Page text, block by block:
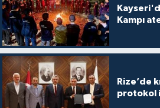
Kampı
Rize’de
protokol
Denizli Müftülüğü
Diyarbakır Müftülüğü
Düzce Müftülüğü
Diyanet TV
İhtida Haberleri
YAŞAM